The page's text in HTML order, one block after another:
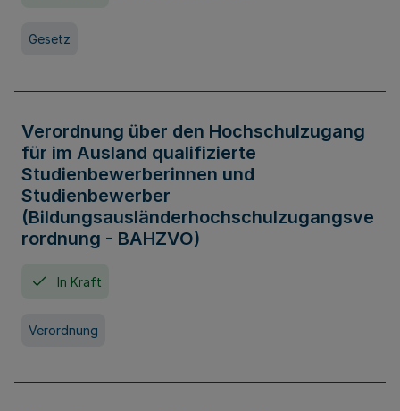
Gesetz
Verordnung über den Hochschulzugang
für im Ausland qualifizierte
Studienbewerberinnen und
Studienbewerber
(Bildungsausländerhochschulzugangsve
rordnung - BAHZVO)
In Kraft
Verordnung